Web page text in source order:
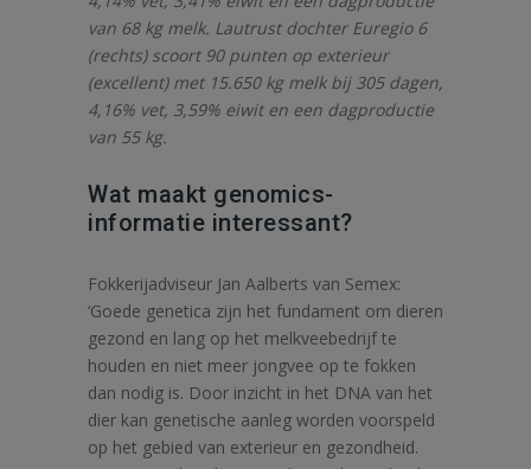
van 68 kg melk. Lautrust dochter Euregio 6
(rechts) scoort 90 punten op exterieur
(excellent) met 15.650 kg melk bij 305 dagen,
4,16% vet, 3,59% eiwit en een dagproductie
van 55 kg.
Wat maakt genomics-
informatie interessant?
Fokkerijadviseur Jan Aalberts van Semex:
‘Goede genetica zijn het fundament om dieren
gezond en lang op het melkveebedrijf te
houden en niet meer jongvee op te fokken
dan nodig is. Door inzicht in het DNA van het
dier kan genetische aanleg worden voorspeld
op het gebied van exterieur en gezondheid.